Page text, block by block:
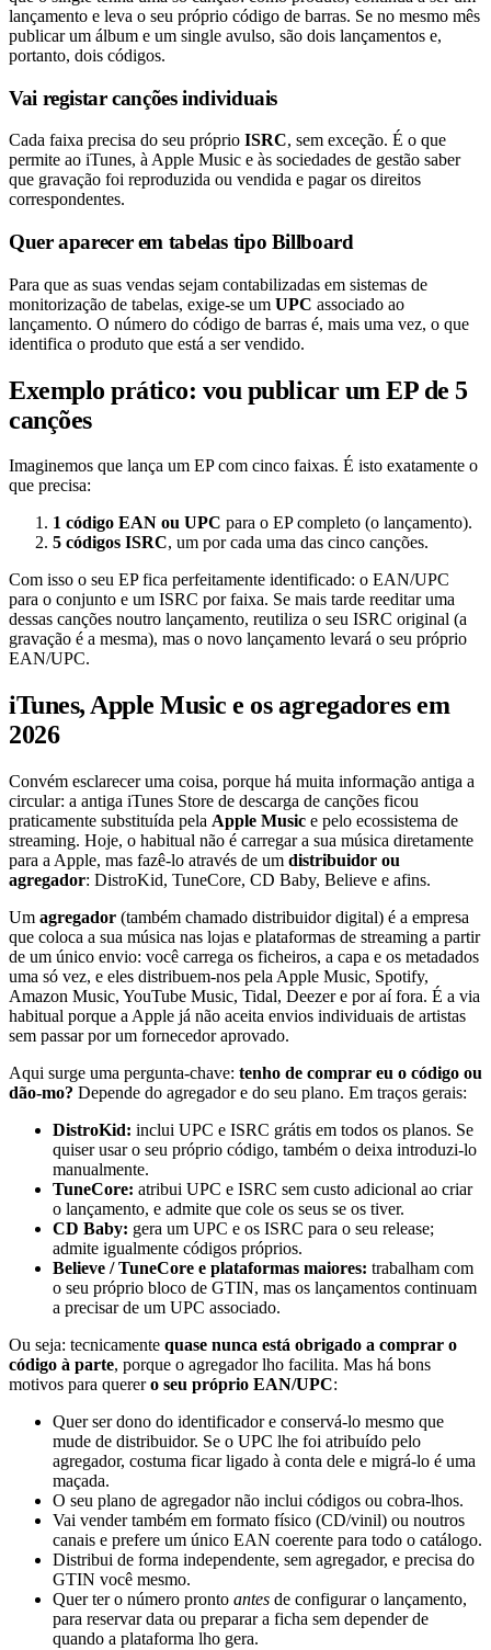
lançamento e leva o seu próprio código de barras. Se no mesmo mês
publicar um álbum e um single avulso, são dois lançamentos e,
portanto, dois códigos.
Vai registar canções individuais
Cada faixa precisa do seu próprio ISRC, sem exceção. É o que
permite ao iTunes, à Apple Music e às sociedades de gestão saber
que gravação foi reproduzida ou vendida e pagar os direitos
correspondentes.
Quer aparecer em tabelas tipo Billboard
Para que as suas vendas sejam contabilizadas em sistemas de
monitorização de tabelas, exige-se um UPC associado ao
lançamento. O número do código de barras é, mais uma vez, o que
identifica o produto que está a ser vendido.
Exemplo prático: vou publicar um EP de 5
canções
Imaginemos que lança um EP com cinco faixas. É isto exatamente o
que precisa:
1 código EAN ou UPC para o EP completo (o lançamento).
5 códigos ISRC, um por cada uma das cinco canções.
Com isso o seu EP fica perfeitamente identificado: o EAN/UPC
para o conjunto e um ISRC por faixa. Se mais tarde reeditar uma
dessas canções noutro lançamento, reutiliza o seu ISRC original (a
gravação é a mesma), mas o novo lançamento levará o seu próprio
EAN/UPC.
iTunes, Apple Music e os agregadores em
2026
Convém esclarecer uma coisa, porque há muita informação antiga a
circular: a antiga iTunes Store de descarga de canções ficou
praticamente substituída pela Apple Music e pelo ecossistema de
streaming. Hoje, o habitual não é carregar a sua música diretamente
para a Apple, mas fazê-lo através de um distribuidor ou
agregador: DistroKid, TuneCore, CD Baby, Believe e afins.
Um agregador (também chamado distribuidor digital) é a empresa
que coloca a sua música nas lojas e plataformas de streaming a partir
de um único envio: você carrega os ficheiros, a capa e os metadados
uma só vez, e eles distribuem-nos pela Apple Music, Spotify,
Amazon Music, YouTube Music, Tidal, Deezer e por aí fora. É a via
habitual porque a Apple já não aceita envios individuais de artistas
sem passar por um fornecedor aprovado.
Aqui surge uma pergunta-chave: tenho de comprar eu o código ou
dão-mo? Depende do agregador e do seu plano. Em traços gerais:
DistroKid: inclui UPC e ISRC grátis em todos os planos. Se
quiser usar o seu próprio código, também o deixa introduzi-lo
manualmente.
TuneCore: atribui UPC e ISRC sem custo adicional ao criar
o lançamento, e admite que cole os seus se os tiver.
CD Baby: gera um UPC e os ISRC para o seu release;
admite igualmente códigos próprios.
Believe / TuneCore e plataformas maiores: trabalham com
o seu próprio bloco de GTIN, mas os lançamentos continuam
a precisar de um UPC associado.
Ou seja: tecnicamente quase nunca está obrigado a comprar o
código à parte, porque o agregador lho facilita. Mas há bons
motivos para querero seu próprio EAN/UPC:
Quer ser dono do identificador e conservá-lo mesmo que
mude de distribuidor. Se o UPC lhe foi atribuído pelo
agregador, costuma ficar ligado à conta dele e migrá-lo é uma
maçada.
O seu plano de agregador não inclui códigos ou cobra-lhos.
Vai vender também em formato físico (CD/vinil) ou noutros
canais e prefere um único EAN coerente para todo o catálogo.
Distribui de forma independente, sem agregador, e precisa do
GTIN você mesmo.
Quer ter o número pronto antes de configurar o lançamento,
para reservar data ou preparar a ficha sem depender de
quando a plataforma lho gera.